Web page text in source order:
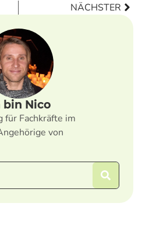
NÄCHSTER
bin Nico
für Fachkräfte im
von